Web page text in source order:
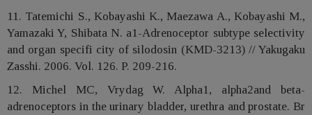
11. Tatemichi S., Kobayashi K., Maezawa A., Kobayashi M.,
Yamazaki Y, Shibata N. a1-Adrenoceptor subtype selectivity
and organ specifi city of silodosin (KMD-3213) // Yakugaku
Zasshi. 2006. Vol. 126. P. 209-216.
12. Michel MC, Vrydag W. Alpha1, alpha2and beta-
adrenoceptors in the urinary bladder, urethra and prostate. Br